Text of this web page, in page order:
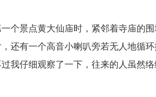
景点黄大仙庙时，紧邻着寺庙的围
还有一个高音小喇叭旁若无人地循
我仔细观察了一下，往来的人虽然